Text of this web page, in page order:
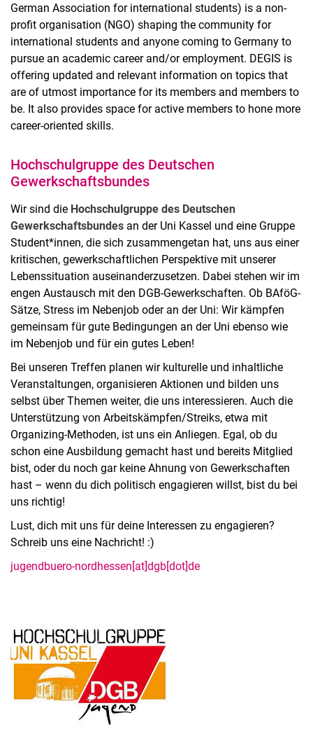
German Association for international students) is a non-
profit organisation (NGO) shaping the community for
international students and anyone coming to Germany to
pursue an academic career and/or employment. DEGIS is
offering updated and relevant information on topics that
are of utmost importance for its members and members to
be. It also provides space for active members to hone more
career-oriented skills.
Hochschulgruppe des Deutschen
Gewerkschaftsbundes
Wir sind die Hochschulgruppe des Deutschen
Gewerkschaftsbundes an der Uni Kassel und eine Gruppe
Student*innen, die sich zusammengetan hat, uns aus einer
kritischen, gewerkschaftlichen Perspektive mit unserer
Lebenssituation auseinanderzusetzen. Dabei stehen wir im
engen Austausch mit den DGB-Gewerkschaften. Ob BAföG-
Sätze, Stress im Nebenjob oder an der Uni: Wir kämpfen
gemeinsam für gute Bedingungen an der Uni ebenso wie
im Nebenjob und für ein gutes Leben!
Bei unseren Treffen planen wir kulturelle und inhaltliche
Veranstaltungen, organisieren Aktionen und bilden uns
selbst über Themen weiter, die uns interessieren. Auch die
Unterstützung von Arbeitskämpfen/Streiks, etwa mit
Organizing-Methoden, ist uns ein Anliegen. Egal, ob du
schon eine Ausbildung gemacht hast und bereits Mitglied
bist, oder du noch gar keine Ahnung von Gewerkschaften
hast – wenn du dich politisch engagieren willst, bist du bei
uns richtig!
Lust, dich mit uns für deine Interessen zu engagieren?
Schreib uns eine Nachricht! :)
jugendbuero-nordhessen[at]dgb[dot]de